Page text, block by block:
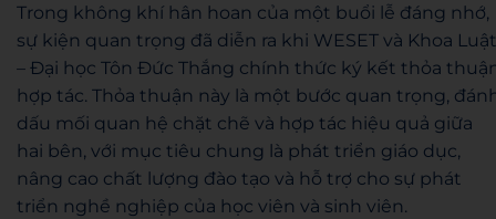
Trong không khí hân hoan của một buổi lễ đáng nhớ,
sự kiện quan trọng đã diễn ra khi WESET và Khoa Luật
– Đại học Tôn Đức Thắng chính thức ký kết thỏa
hợp tác. Thỏa thuận này là một bước quan trọng,
dấu mối quan hệ chặt chẽ và hợp tác hiệu quả giữa
hai bên, với mục tiêu chung là phát triển giáo dục,
nâng cao chất lượng đào tạo và hỗ trợ cho sự phát
triển nghề nghiệp của học viên và sinh viên.